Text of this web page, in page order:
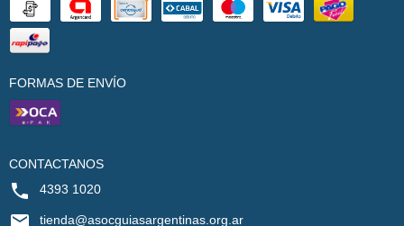
FORMAS DE ENVÍO
CONTACTANOS
4393 1020
tienda@asocguiasargentinas.org.ar